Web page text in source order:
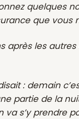
quelques
que vous
après les
: demain
partie de la
s’y prendre